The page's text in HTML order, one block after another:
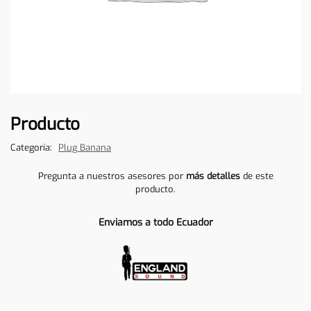
Producto
Categoría: Plug Banana
Pregunta a nuestros asesores por más detallesde este
producto.
Enviamos a todo Ecuador